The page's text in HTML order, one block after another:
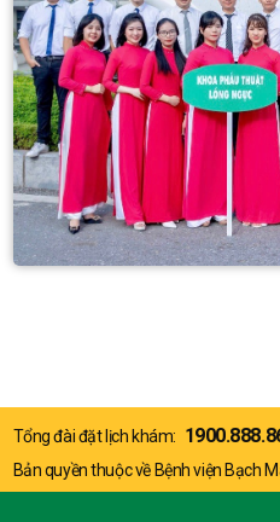
Tổng đài đặt lịch khám:
Bản quyền thuộc về Bệnh viện Bạch